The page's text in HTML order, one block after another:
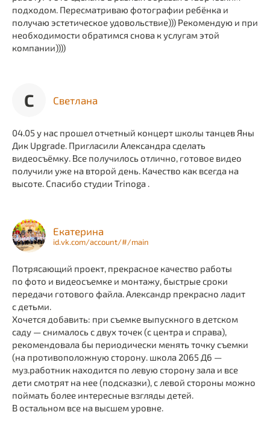
подходом. Пересматриваю фотографии ребёнка и
получаю эстетическое удовольствие))) Рекомендую и при
необходимости обратимся снова к услугам этой
компании))))
С Светлана
04.05 у нас прошел отчетный концерт школы танцев Яны
Дик Upgrade. Пригласили Александра сделать
видеосъёмку. Все получилось отлично, готовое видео
получили уже на второй день. Качество как всегда на
высоте. Спасибо студии Trinoga .
Екатерина
id.vk.com/account/#/main
Потрясающий проект, прекрасное качество работы
по фото и видеосъемке и монтажу, быстрые сроки
передачи готового файла. Александр прекрасно ладит
с детьми.
Хочется добавить: при съемке выпускного в детском
саду — снималось с двух точек (с центра и справа),
рекомендовала бы периодически менять точку съемки
(на противоположную сторону. школа 2065 Д6 —
муз.работник находится по левую сторону зала и все
дети смотрят на нее (подсказки), с левой стороны можно
поймать более интересные взгляды детей.
В остальном все на высшем уровне.